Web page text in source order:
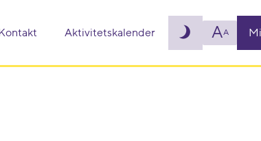
Aktivitetskalender AA